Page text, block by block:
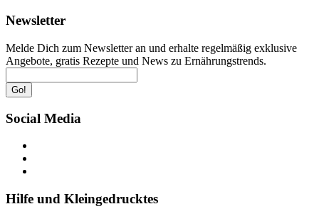
Newsletter
Melde Dich zum Newsletter an und erhalte regelmäßig exklusive
Angebote, gratis Rezepte und News zu Ernährungstrends.
Go!
Social Media
Hilfe und Kleingedrucktes